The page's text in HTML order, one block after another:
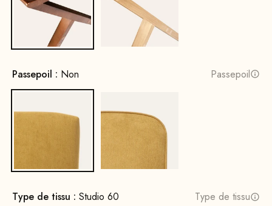
Bois de hêtre, teinté noyerBois de chêne, naturel
Passepoil : Non Passepoil
Type de tissu : Studio 60 Type de tissu